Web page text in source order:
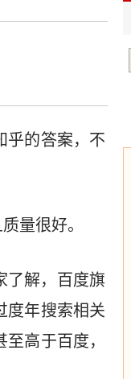
乎的答案，不
量很好。
了解，百度旗
度年搜索相关
高于百度，